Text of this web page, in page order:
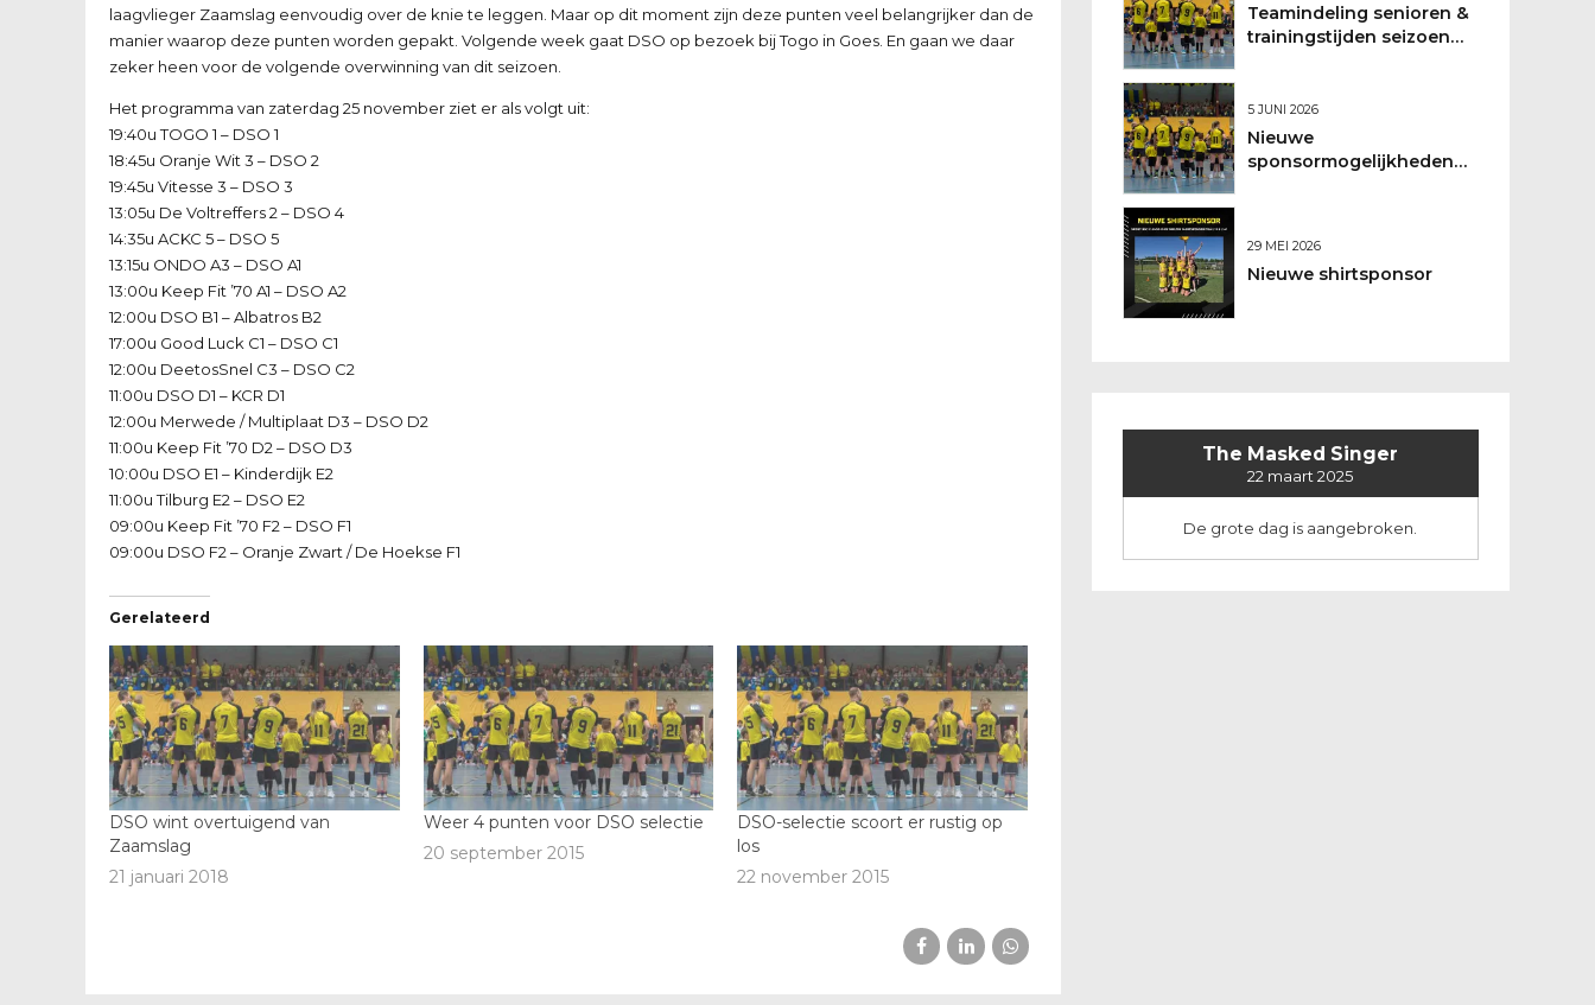
laagvlieger Zaamslag eenvoudig over de knie te leggen. Maar op dit moment zijn deze punten veel belangrijker dan de
manier waarop deze punten worden gepakt. Volgende week gaat DSO op bezoek bij Togo in Goes. En gaan we daar
zeker heen voor de volgende overwinning van dit seizoen.
Het programma van zaterdag 25 november ziet er als volgt uit:
19:40u TOGO 1 – DSO 1
18:45u Oranje Wit 3 – DSO 2
19:45u Vitesse 3 – DSO 3
13:05u De Voltreffers 2 – DSO 4
14:35u ACKC 5 – DSO 5
13:15u ONDO A3 – DSO A1
13:00u Keep Fit ’70 A1 – DSO A2
12:00u DSO B1 – Albatros B2
17:00u Good Luck C1 – DSO C1
12:00u DeetosSnel C3 – DSO C2
11:00u DSO D1 – KCR D1
12:00u Merwede / Multiplaat D3 – DSO D2
11:00u Keep Fit ’70 D2 – DSO D3
10:00u DSO E1 – Kinderdijk E2
11:00u Tilburg E2 – DSO E2
09:00u Keep Fit ’70 F2 – DSO F1
09:00u DSO F2 – Oranje Zwart / De Hoekse F1
Gerelateerd
DSO wint overtuigend van
Zaamslag
21 januari 2018
Weer 4 punten voor DSO selectie
20 september 2015
DSO-selectie scoort er rustig op
los
22 november 2015
Teamindeling senioren &
trainingstijden seizoen
5 JUNI 2026
Nieuwe
sponsormogelijkheden
29 MEI 2026
Nieuwe shirtsponsor
The Masked Singer
22 maart 2025
De grote dag is aangebroken.